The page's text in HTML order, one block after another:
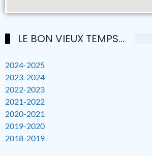
LE BON VIEUX TEMPS...
2024-2025
2023-2024
2022-2023
2021-2022
2020-2021
2019-2020
2018-2019